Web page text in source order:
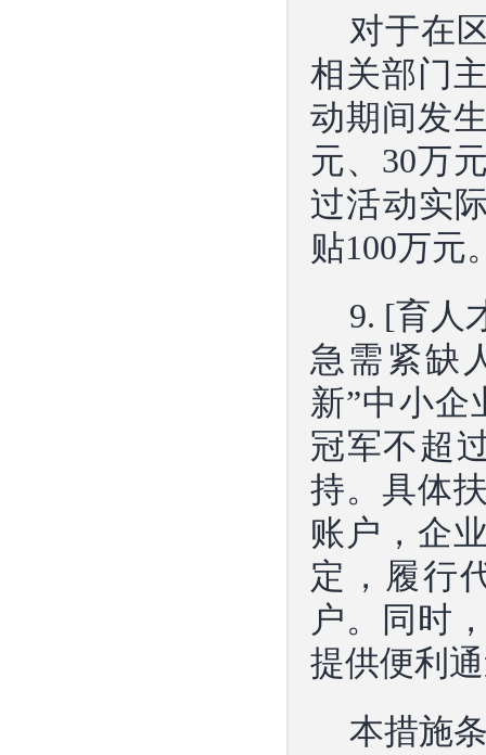
对于在
相关部门
动期间发
元、30万
过活动实
贴100万元
9. [育人
急需紧缺
新”中小企
冠军不超
持。具体
账户，企
定，履行
户。同时
提供便利
本措施